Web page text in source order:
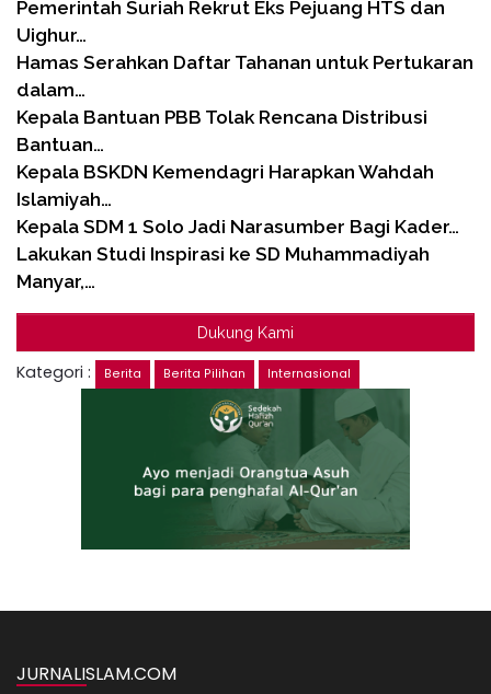
Pemerintah Suriah Rekrut Eks Pejuang HTS dan
Uighur…
Hamas Serahkan Daftar Tahanan untuk Pertukaran
dalam…
Kepala Bantuan PBB Tolak Rencana Distribusi
Bantuan…
Kepala BSKDN Kemendagri Harapkan Wahdah
Islamiyah…
Kepala SDM 1 Solo Jadi Narasumber Bagi Kader…
Lakukan Studi Inspirasi ke SD Muhammadiyah
Manyar,…
Dukung Kami
Kategori : Berita Berita Pilihan Internasional
JURNALISLAM.COM